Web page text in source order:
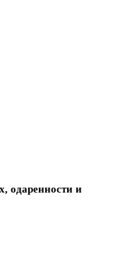
одаренности и